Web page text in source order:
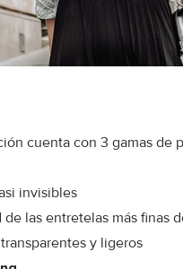
cuenta con 3 gamas de
invisibles
de las entretelas más finas
y ligeros